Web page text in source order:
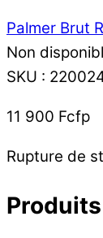
Palmer Brut
Non
SKU :
11 900 Fcfp
Rupture de